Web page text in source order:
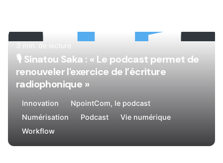
3 min. de lecture
🎙Sinatou Saka : « Le podcast permet de
renouveler l'exercice de l’écriture
radiophonique »
Innovation
NpointCom, le podcast
Numérisation
Podcast
Vie numérique
Workflow